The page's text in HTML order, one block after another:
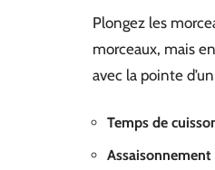
Plongez les
morceaux, mais
avec la pointe
Temps de
Assaisonnement